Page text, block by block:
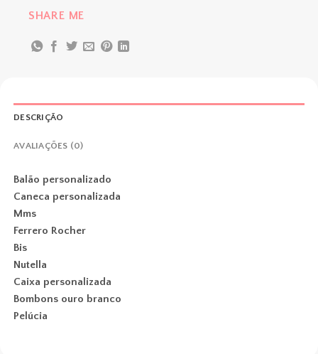
SHARE ME
DESCRIÇÃO
AVALIAÇÕES (0)
Balão personalizado
Caneca personalizada
Mms
Ferrero Rocher
Bis
Nutella
Caixa personalizada
Bombons ouro branco
Pelúcia